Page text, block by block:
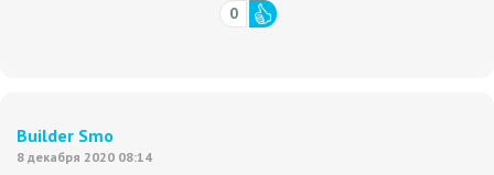
0
Builder Smo
8 декабря 2020 08:14